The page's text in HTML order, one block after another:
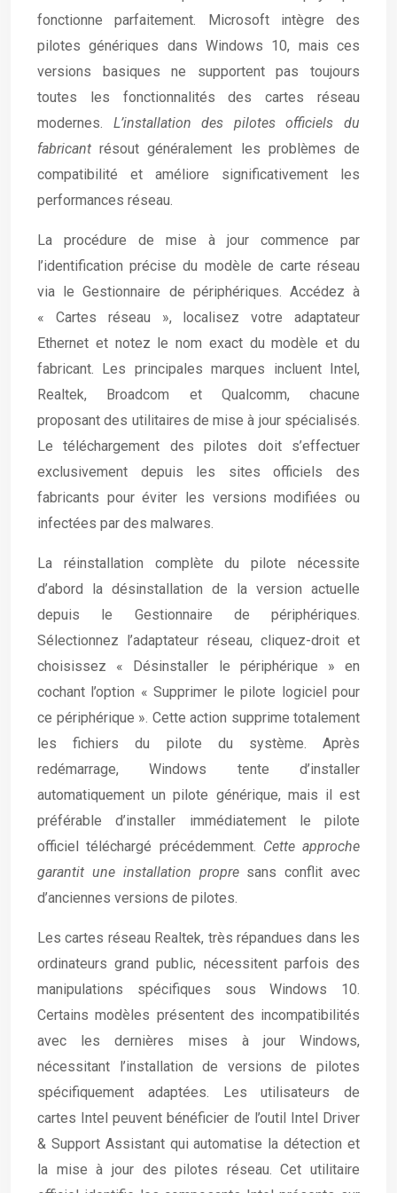
fonctionne parfaitement. Microsoft intègre des
pilotes génériques dans Windows 10, mais ces
versions basiques ne supportent pas toujours
toutes les fonctionnalités des cartes réseau
modernes. L’installation des pilotes officiels du
fabricantrésout généralement les problèmes de
compatibilité et améliore significativement les
performances réseau.
La procédure de mise à jour commence par
l’identification précise du modèle de carte réseau
via le Gestionnaire de périphériques. Accédez à
« Cartes réseau », localisez votre adaptateur
Ethernet et notez le nom exact du modèle et du
fabricant. Les principales marques incluent Intel,
Realtek, Broadcom et Qualcomm, chacune
proposant des utilitaires de mise à jour spécialisés.
Le téléchargement des pilotes doit s’effectuer
exclusivement depuis les sites officiels des
fabricants pour éviter les versions modifiées ou
infectées par des malwares.
La réinstallation complète du pilote nécessite
d’abord la désinstallation de la version actuelle
depuis le Gestionnaire de périphériques.
Sélectionnez l’adaptateur réseau, cliquez-droit et
choisissez « Désinstaller le périphérique » en
cochant l’option « Supprimer le pilote logiciel pour
ce périphérique ». Cette action supprime totalement
les fichiers du pilote du système. Après
redémarrage, Windows tente d’installer
automatiquement un pilote générique, mais il est
préférable d’installer immédiatement le pilote
officiel téléchargé précédemment. Cette approche
garantit une installation propre sans conflit avec
d’anciennes versions de pilotes.
Les cartes réseau Realtek, très répandues dans les
ordinateurs grand public, nécessitent parfois des
manipulations spécifiques sous Windows 10.
Certains modèles présentent des incompatibilités
avec les dernières mises à jour Windows,
nécessitant l’installation de versions de pilotes
spécifiquement adaptées. Les utilisateurs de
cartes Intel peuvent bénéficier de l’outil Intel Driver
& Support Assistant qui automatise la détection et
la mise à jour des pilotes réseau. Cet utilitaire